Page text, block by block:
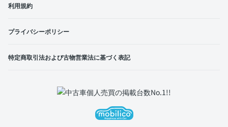
利用規約
プライバシーポリシー
特定商取引法および古物営業法に基づく表記